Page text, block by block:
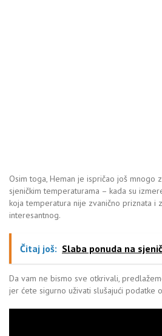
Osim toga, Heman je ispričao još mnogo
sjeničkim temperaturama – kada su
koja temperatura nije zvanično priznata i
interesantnog.
Čitaj još: Slaba ponuda na
Da vam ne bismo sve otkrivali,
jer ćete sigurno uživati slušajući podatke